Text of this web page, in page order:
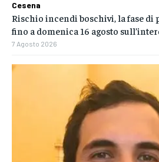
Cesena
Rischio incendi boschivi, la fase di
fino a domenica 16 agosto
7 Agosto 2026